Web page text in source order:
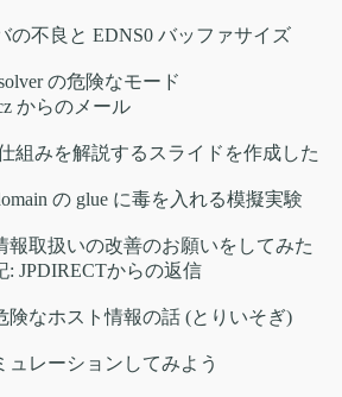
の不良と EDNS0 バッファサイズ
の危険なモード
からのメール
組みを解説するスライドを作成した
の glue に毒を入れる模擬実験
報取扱いの改善のお願いをしてみた
: JPDIRECTからの返信
険なホスト情報の話 (とりいそぎ)
ュレーションしてみよう